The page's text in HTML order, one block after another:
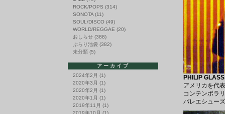
PHILIP
アメリカを代
コンテンポラ
バレエシュー
ROCK/POPS (314)
SONOTA (11)
SOUL/DISCO (49)
WORLD/REGGAE (20)
おしらせ (388)
ぶらり池袋 (382)
未分類 (5)
アーカイブ
2024年2月 (1)
2020年3月 (1)
2020年2月 (1)
2020年1月 (1)
2019年11月 (1)
2019年10月 (1)